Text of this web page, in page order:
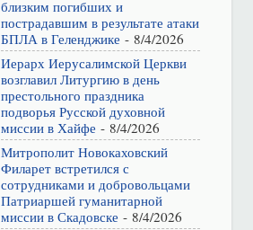
близким погибших и
пострадавшим в результате атаки
БПЛА в Геленджике - 8/4/2026
Иерарх Иерусалимской Церкви
возглавил Литургию в день
престольного праздника
подворья Русской духовной
миссии в Хайфе - 8/4/2026
Митрополит Новокаховский
Филарет встретился с
сотрудниками и добровольцами
Патриаршей гуманитарной
миссии в Скадовске - 8/4/2026